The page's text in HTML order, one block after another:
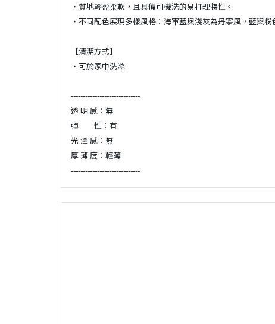
・質地輕盈柔軟，且具備可機洗的易打理特性。
・不同配色展現多樣風格：海軍藍與淺灰為丹寧風，藍與粉
【清潔方式】
・可於家中洗滌
-----------------------------
透 明 感：無
彈 性：有
光 澤 感：無
厚 薄 度：輕薄
-----------------------------